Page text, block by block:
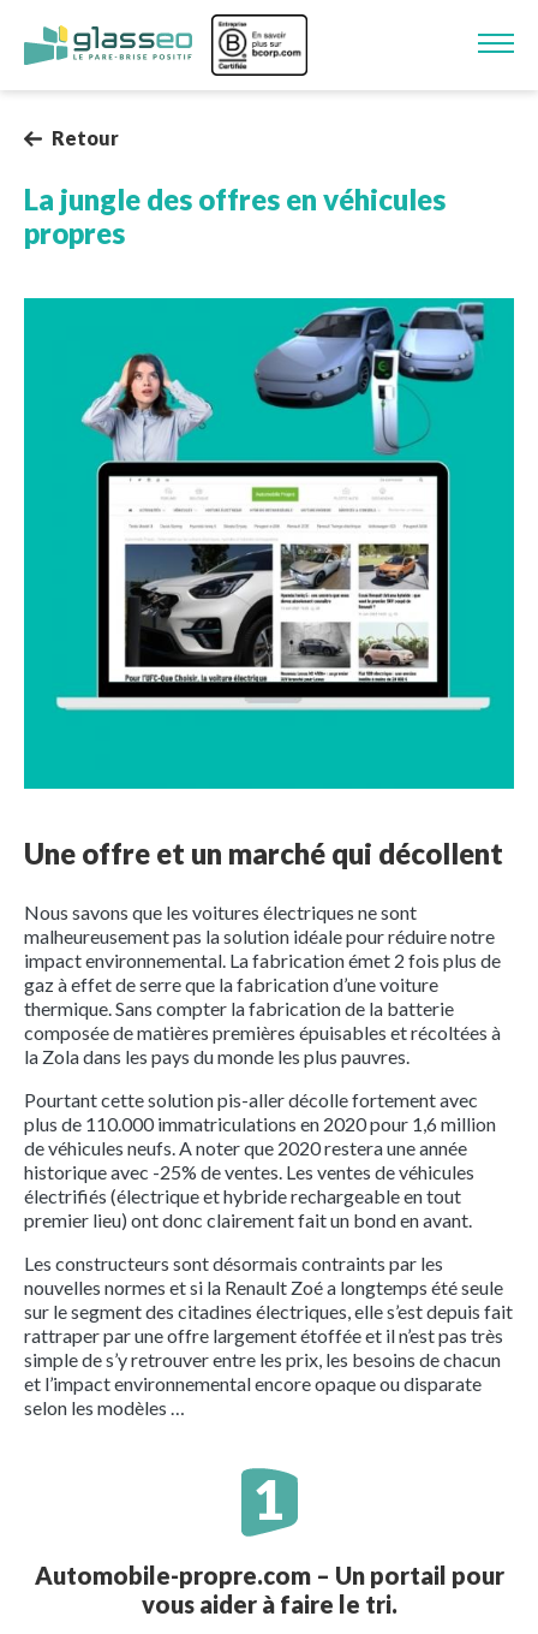
Aller au contenu principal
Image
Retour
La jungle des offres en véhicules
propres
Une offre et un marché qui décollent
Nous savons que les voitures électriques ne sont
malheureusement pas la solution idéale pour réduire notre
impact environnemental. La fabrication émet 2 fois plus de
gaz à effet de serre que la fabrication d’une voiture
thermique. Sans compter la fabrication de la batterie
composée de matières premières épuisables et récoltées à
la Zola dans les pays du monde les plus pauvres.
Pourtant cette solution pis-aller décolle fortement avec
plus de 110.000 immatriculations en 2020 pour 1,6 million
de véhicules neufs. A noter que 2020 restera une année
historique avec -25% de ventes. Les ventes de véhicules
électrifiés (électrique et hybride rechargeable en tout
premier lieu) ont donc clairement fait un bond en avant.
Les constructeurs sont désormais contraints par les
nouvelles normes et si la Renault Zoé a longtemps été seule
sur le segment des citadines électriques, elle s’est depuis fait
rattraper par une offre largement étoffée et il n’est pas très
simple de s’y retrouver entre les prix, les besoins de chacun
et l’impact environnemental encore opaque ou disparate
selon les modèles …
Automobile-propre.com – Un portail pour
vous aider à faire le tri.